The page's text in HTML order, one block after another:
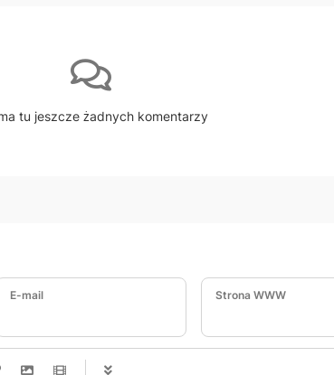
tu jeszcze żadnych komentarzy
E-mail Strona WWW